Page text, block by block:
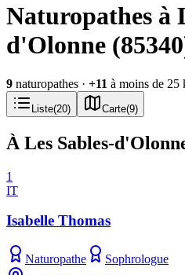
Naturopathes à
d'Olonne
9 naturopathes · +11 à moins de 25
Liste(20) Carte(9)
À Les Sables-
1
IT
Isabelle Thomas
Naturopathe
Sophrologue